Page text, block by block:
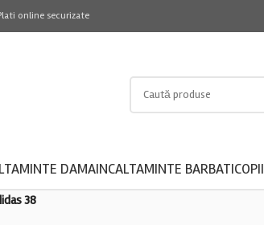
online securizate
DAMAINCALTAMINTE BARBATICOPII
38